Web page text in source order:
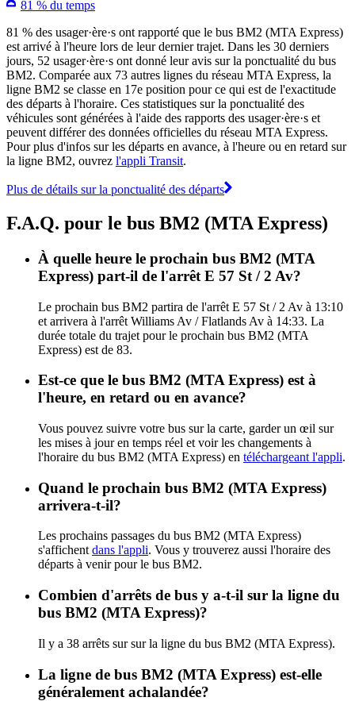
81 % du temps
81 % des usager·ère·s ont rapporté que le bus BM2 (MTA Express)
est arrivé à l'heure lors de leur dernier trajet. Dans les 30 derniers
jours, 52 usager·ère·s ont donné leur avis sur la ponctualité du bus
BM2. Comparée aux 73 autres lignes du réseau MTA Express, la
ligne BM2 se classe en 17e position pour ce qui est de l'exactitude
des départs à l'horaire. Ces statistiques sur la ponctualité des
véhicules sont générées à l'aide des rapports des usager·ère·s et
peuvent différer des données officielles du réseau MTA Express.
Pour plus d'infos sur les départs en avance, à l'heure ou en retard sur
la ligne BM2, ouvrez l'appli Transit.
Plus de détails sur la ponctualité des départs
F.A.Q. pour le bus BM2 (MTA Express)
À quelle heure le prochain bus BM2 (MTA
Express) part-il de l'arrêt E 57 St / 2 Av?
Le prochain bus BM2 partira de l'arrêt E 57 St / 2 Av à 13:10
et arrivera à l'arrêt Williams Av / Flatlands Av à 14:33. La
durée totale du trajet pour le prochain bus BM2 (MTA
Express) est de 83.
Est-ce que le bus BM2 (MTA Express) est à
l'heure, en retard ou en avance?
Vous pouvez suivre votre bus sur la carte, garder un œil sur
les mises à jour en temps réel et voir les changements à
l'horaire du bus BM2 (MTA Express) en téléchargeant l'appli.
Quand le prochain bus BM2 (MTA Express)
arrivera-t-il?
Les prochains passages du bus BM2 (MTA Express)
s'affichent dans l'appli. Vous y trouverez aussi l'horaire des
départs à venir pour le bus BM2.
Combien d'arrêts de bus y a-t-il sur la ligne du
bus BM2 (MTA Express)?
Il y a 38 arrêts sur sur la ligne du bus BM2 (MTA Express).
La ligne de bus BM2 (MTA Express) est-elle
généralement achalandée?